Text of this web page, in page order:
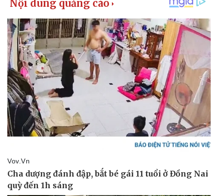
Bóng đá
Lịch thi đấu bóng đá
Thế giới thể thao
eSports
Ô tô - Xe máy
Xe máy
Tư vấn